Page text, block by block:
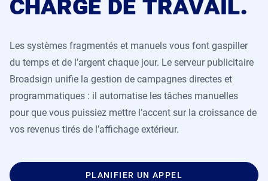
retail
Gestion du contenu et du réseau
Broadsign Direct
Opérations statiques
Broadsign Ayuda
Campagnes programmatiques
Broadsign Reach
Affichage numérique de messages locaux
Les systèmes fragmentés et manuels vous font gaspiller
du temps et de l’argent chaque jour. Le serveur publicitaire
Broadsign unifie la gestion de campagnes directes et
programmatiques : il automatise les tâches manuelles
pour que vous puissiez mettre l’accent sur la croissance de
vos revenus tirés de l’affichage extérieur.
PLANIFIER UN APPEL